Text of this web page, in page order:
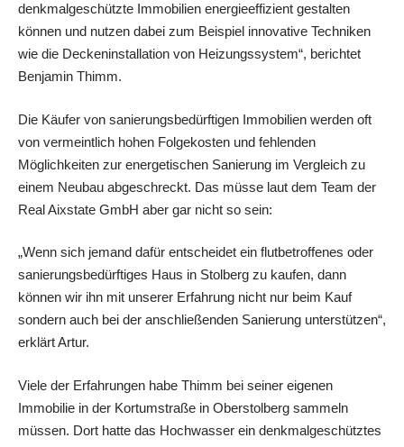
denkmalgeschützte Immobilien energieeffizient gestalten
können und nutzen dabei zum Beispiel innovative Techniken
wie die Deckeninstallation von Heizungssystem“, berichtet
Benjamin Thimm.
Die Käufer von sanierungsbedürftigen Immobilien werden oft
von vermeintlich hohen Folgekosten und fehlenden
Möglichkeiten zur energetischen Sanierung im Vergleich zu
einem Neubau abgeschreckt. Das müsse laut dem Team der
Real Aixstate GmbH aber gar nicht so sein:
„Wenn sich jemand dafür entscheidet ein flutbetroffenes oder
sanierungsbedürftiges Haus in Stolberg zu kaufen, dann
können wir ihn mit unserer Erfahrung nicht nur beim Kauf
sondern auch bei der anschließenden Sanierung unterstützen“,
erklärt Artur.
Viele der Erfahrungen habe Thimm bei seiner eigenen
Immobilie in der Kortumstraße in Oberstolberg sammeln
müssen. Dort hatte das Hochwasser ein denkmalgeschütztes